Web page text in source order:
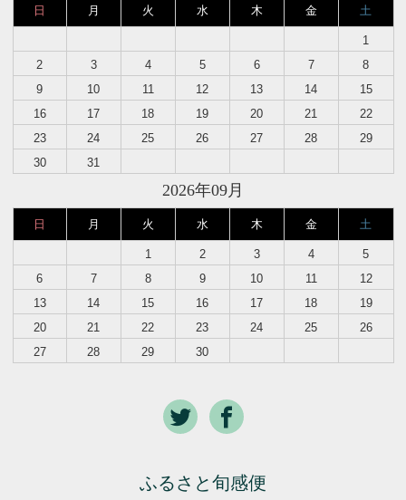
日 月 火 水 木 金 土
1
2
3 4 5 6 7
8
9
10 11 12 13 14
15
16
17 18 19 20 21
22
23
24 25 26 27 28
29
30
31
2026年09月
日 月 火 水 木 金 土
1 2 3 4
5
6
7 8 9 10 11
12
13
14 15 16 17 18
19
20
21 22 23 24 25
26
27
28 29 30
ふるさと旬感便